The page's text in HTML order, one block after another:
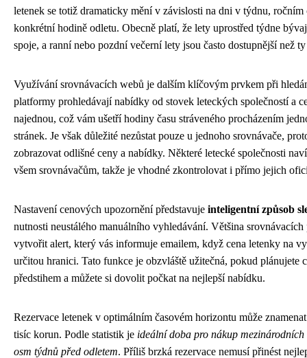
letenek se totiž dramaticky mění v závislosti na dni v týdnu,
konkrétní hodině odletu. Obecně platí, že lety uprostřed týdne
spoje, a ranní nebo pozdní večerní lety jsou často dostupnější než
Využívání srovnávacích webů je dalším klíčovým prvkem při
platformy prohledávají nabídky od stovek leteckých společností a
najednou, což vám ušetří hodiny času stráveného procházením
stránek. Je však důležité nezůstat pouze u jednoho srovnávače,
zobrazovat odlišné ceny a nabídky. Některé letecké společnosti
všem srovnávačům, takže je vhodné zkontrolovat i přímo jejich
Nastavení cenových upozornění představuje inteligentní způsob
nutnosti neustálého manuálního vyhledávání. Většina
vytvořit alert, který vás informuje emailem, když cena letenky na
určitou hranici. Tato funkce je obzvláště užitečná, pokud plánujete
předstihem a můžete si dovolit počkat na nejlepší nabídku.
Rezervace letenek v optimálním časovém horizontu může
tisíc korun. Podle statistik je ideální doba pro nákup mezinárodních
osm týdnů před odletem. Příliš brzká rezervace nemusí přinést